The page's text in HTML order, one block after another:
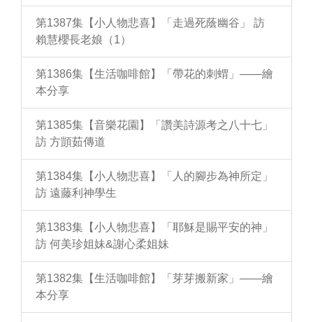
第1387集【小人物悲喜】「走過死蔭幽谷」 訪
賴慧櫻長老娘（1）
第1386集【生活咖啡館】「帶花的刺蝟」——繪
本分享
第1385集【音樂花園】「讚美詩源考之八十七」
訪 方顗茹傳道
第1384集【小人物悲喜】「人的腳步為神所定」
訪 遠藤利神學生
第1383集【小人物悲喜】「耶穌是賜平安的神」
訪 何美珍姐妹&謝心柔姐妹
第1382集【生活咖啡館】「芽芽搬新家」——繪
本分享